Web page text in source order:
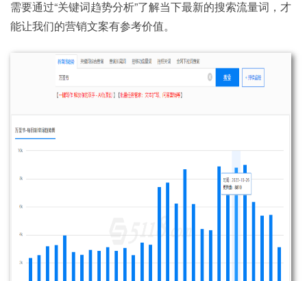
需要通过“关键词趋势分析”了解当下最新的搜索流量词，才
能让我们的营销文案有参考价值。